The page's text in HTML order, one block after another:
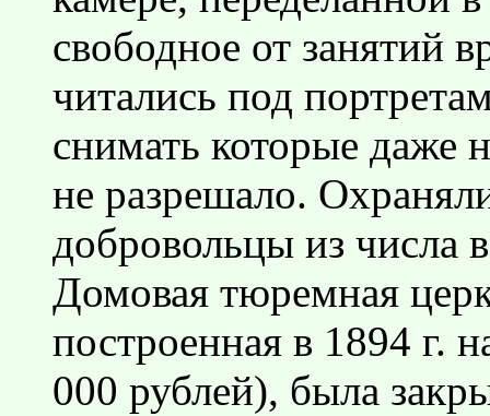
свободное от занятий
читались под
снимать которые даже
не разрешало.
добровольцы из
Домовая тюремная
построенная в 1894 г.
000 рублей), была